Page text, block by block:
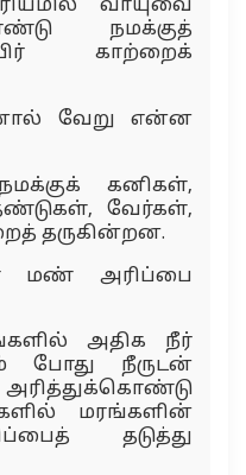
வாயுவை
நமக்குத்
காற்றைக்
வேறு என்ன
கனிகள்,
வேர்கள்,
தருகின்றன.
மண் அரிப்பை
அதிக நீர்
போது நீருடன்
மரங்களின்
தடுத்து